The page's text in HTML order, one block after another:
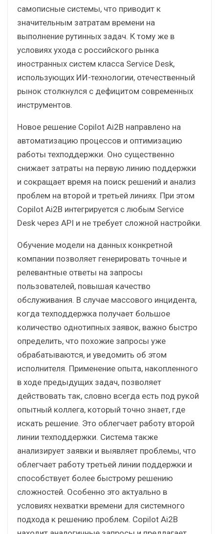
самописные системы, что приводит к
значительным затратам времени на
выполнение рутинных задач. К тому же в
условиях ухода с российского рынка
иностранных систем класса Service Desk,
использующих ИИ-технологии, отечественный
рынок столкнулся с дефицитом современных
инструментов.
Новое решение Copilot Ai2B направлено на
автоматизацию процессов и оптимизацию
работы техподдержки. Оно существенно
снижает затраты на первую линию поддержки
и сокращает время на поиск решений и анализ
проблем на второй и третьей линиях. При этом
Copilot Ai2B интегрируется с любым Service
Desk через API и не требует сложной настройки.
Обучение модели на данных конкретной
компании позволяет генерировать точные и
релевантные ответы на запросы
пользователей, повышая качество
обслуживания. В случае массового инцидента,
когда техподдержка получает большое
количество однотипных заявок, важно быстро
определить, что похожие запросы уже
обрабатываются, и уведомить об этом
исполнителя. Применение опыта, накопленного
в ходе предыдущих задач, позволяет
действовать так, словно всегда есть под рукой
опытный коллега, который точно знает, где
искать решение. Это облегчает работу второй
линии техподдержки. Система также
анализирует заявки и выявляет проблемы, что
облегчает работу третьей линии поддержки и
способствует более быстрому решению
сложностей. Особенно это актуально в
условиях нехватки времени для системного
подхода к решению проблем. Copilot Ai2B